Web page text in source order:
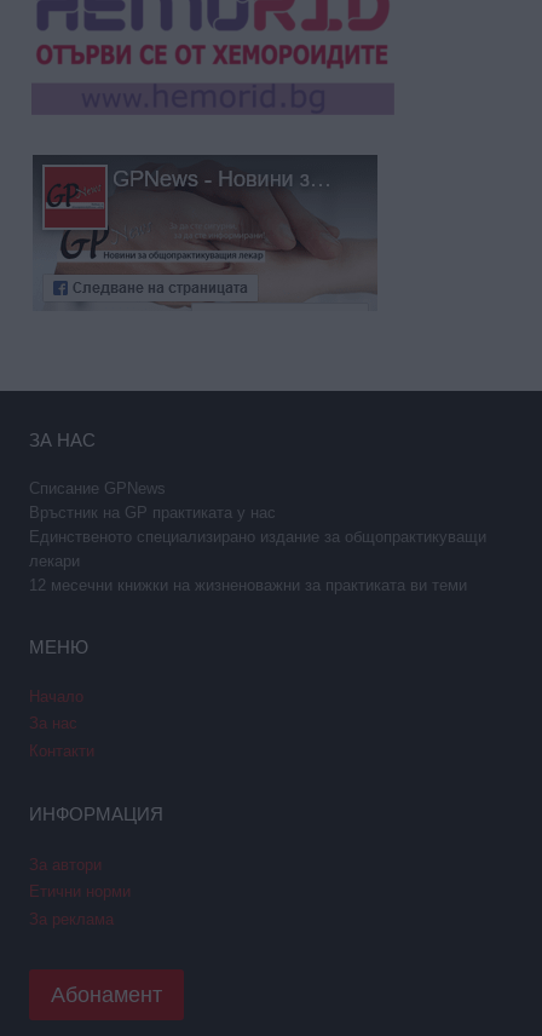
ЗА НАС
Списание GPNews
Връстник на GP практиката у нас
Единственото специализирано издание за общопрактикуващи
лекари
12 месечни книжки на жизненоважни за практиката ви теми
МЕНЮ
Начало
За нас
Контакти
ИНФОРМАЦИЯ
За автори
Етични норми
За реклама
Абонамент